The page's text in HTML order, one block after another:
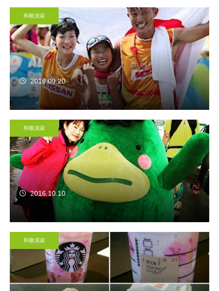
和敬清寂
2016.09.20
和敬清寂
2016.10.10
和敬清寂